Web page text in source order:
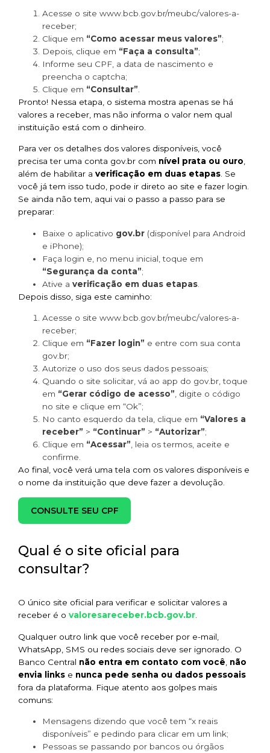
Acesse o site www.bcb.gov.br/meubc/valores-a-
receber;
Clique em “Como acessar meus valores”;
Depois, clique em “Faça a consulta”;
Informe seu CPF, a data de nascimento e
preencha o captcha;
Clique em “Consultar”
Pronto! Nessa etapa, o sistema mostra apenas se há
valores a receber, mas não informa o valor nem qual
instituição está com o dinheiro.
Para ver os detalhes dos valores disponíveis, você
precisa ter uma conta gov.br com nível prata ou ouro,
além de habilitar a verificação em duas etapas. Se
você já tem isso tudo, pode ir direto ao site e fazer login.
Se ainda não tem, aqui vai o passo a passo para se
preparar:
Baixe o aplicativo gov.br (disponível para Android
e iPhone);
Faça login e, no menu inicial, toque em
“Segurança da conta”;
Ative a verificação em duas etapas
Depois disso, siga este caminho:
Acesse o site www.bcb.gov.br/meubc/valores-a-
receber;
Clique em “Fazer login” e entre com sua conta
gov.br;
Autorize o uso dos seus dados pessoais;
Quando o site solicitar, vá ao app do gov.br, toque
em “Gerar código de acesso” , digite o código
no site e clique em “Ok”;
No canto esquerdo da tela, clique em “Valores a
receber” > “Continuar” > “Autorizar”;
Clique em “Acessar” , leia os termos, aceite e
confirme.
Ao final, você verá uma tela com os valores disponíveis e
o nome da instituição que deve fazer a devolução.
CONSULTE SEU CPF
Qual é o site oficial para
consultar?
O único site oficial para verificar e solicitar valores a
receber é o valoresareceber.bcb.gov.br
Qualquer outro link que você receber por e-mail,
WhatsApp, SMS ou redes sociais deve ser ignorado. O
Banco Central não entra em contato com você não
envia links e nunca pede senha ou dados pessoais
fora da plataforma. Fique atento aos golpes mais
comuns:
Mensagens dizendo que você tem “x reais
disponíveis” e pedindo para clicar em um link;
Pessoas se passando por bancos ou órgãos